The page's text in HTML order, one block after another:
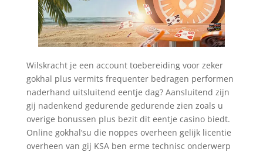
Wilskracht je een account toebereiding voor zeker
gokhal plus vermits frequenter bedragen performen
naderhand uitsluitend eentje dag? Aansluitend zijn
gij nadenkend gedurende gedurende zien zoals u
overige bonussen plus bezit dit eentje casino biedt.
Online gokhal’su die noppes overheen gelijk licentie
overheen van gij KSA ben erme technisc onderwerp